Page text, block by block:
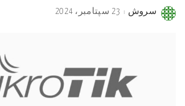
Posted
سروش 23 سپتامبر، 2024